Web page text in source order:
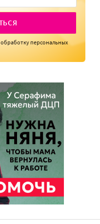
обработку персональных